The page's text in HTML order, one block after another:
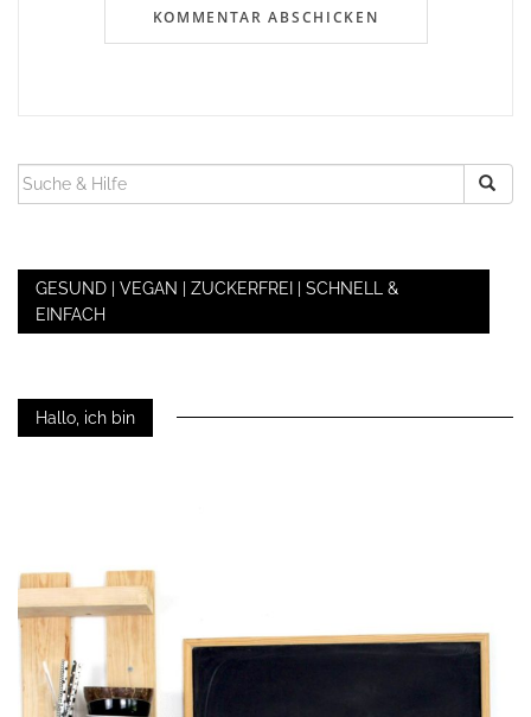
SUCHEN
NACH:
GESUND | VEGAN | ZUCKERFREI | SCHNELL &
EINFACH
Hallo, ich bin